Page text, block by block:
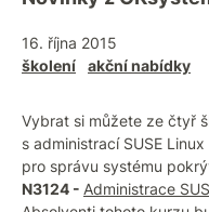
16. října 2015
školení
akční nabídky
Vybrat si můžete ze čtyř
s administrací SUSE
pro správu systému
N3124 - Administrace